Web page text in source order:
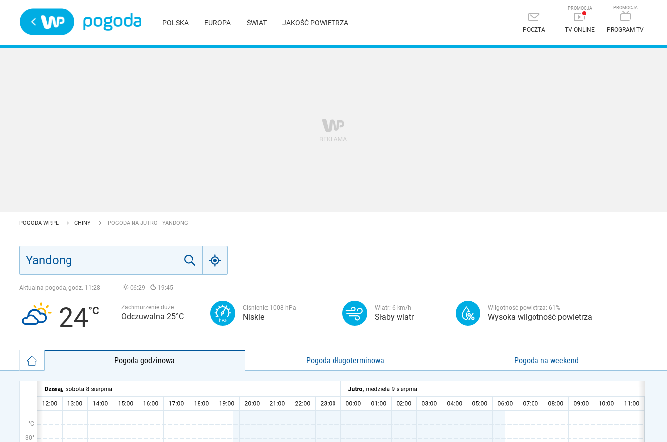
POLSKA EUROPA ŚWIAT JAKOŚĆ POWIETRZA
POCZTA TV ONLINE PROGRAM TV
POGODA WP.PL CHINY POGODA NA JUTRO - YANDONG
Aktualna pogoda, godz. 11:28 06:29 19:45
24 Zachmurzenie duże
Odczuwalna 25°C
Ciśnienie: 1008 hPa
Niskie
Wiatr: 6 km/h
Słaby wiatr
Wilgotność powietrza: 61 %
Wysoka wilgotność powietrza
Pogoda godzinowa Pogoda długoterminowa Pogoda na weekend
°C
30°